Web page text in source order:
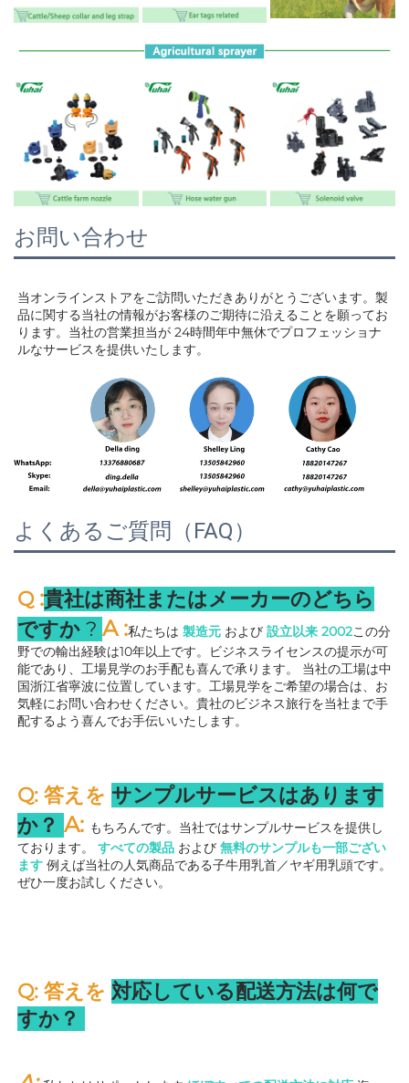
お問い合わせ
当オンラインストアをご訪問いただきありがとうございます。製
品に関する当社の情報がお客様のご期待に沿えることを願ってお
ります。当社の営業担当が 24時間年中無休でプロフェッショナ
ルなサービスを提供いたします。
よくあるご質問（FAQ）
Q :貴社は商社またはメーカーのどちら
ですか ? A :私たちは 製造元 および 設立以来 2002この分
野での輸出経験は10年以上です。ビジネスライセンスの提示が可
能であり、工場見学のお手配も喜んで承ります。 当社の工場は中
国浙江省寧波に位置しています。工場見学をご希望の場合は、お
気軽にお問い合わせください。貴社のビジネス旅行を当社まで手
配するよう喜んでお手伝いいたします。
Q: 答えを サンプルサービスはあります
か？ A: もちろんです。当社ではサンプルサービスを提供し
ております。 すべての製品 および 無料のサンプルも一部ござい
ます 例えば当社の人気商品である子牛用乳首／ヤギ用乳頭です。
ぜひ一度お試しください。
Q: 答えを 対応している配送方法は何で
すか？